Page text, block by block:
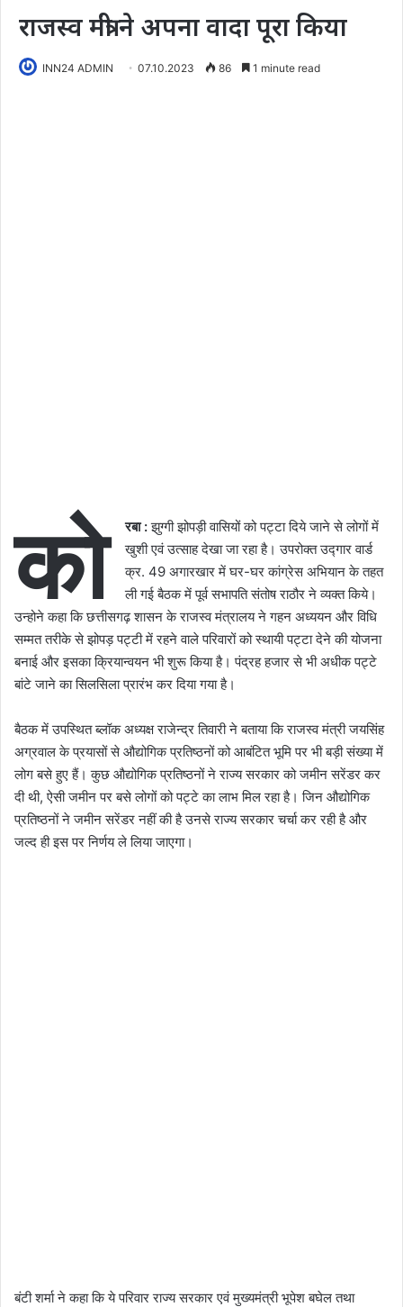
राजस्व मंत्री ने अपना वादा पूरा किया
INN24 ADMIN 07.10.2023 86 1 minute read
को रबा :झुग्गी झोपड़ी वासियों को पट्टा दिये जाने से लोगों में
खुशी एवं उत्साह देखा जा रहा है। उपरोक्त उद्गार वार्ड
क्र. 49 अगारखार में घर-घर कांग्रेस अभियान के तहत
ली गई बैठक में पूर्व सभापति संतोष राठौर ने व्यक्त किये।
उन्होने कहा कि छत्तीसगढ़ शासन के राजस्व मंत्रालय ने गहन अध्ययन और विधि
सम्मत तरीके से झोपड़ पट्टी में रहने वाले परिवारों को स्थायी पट्टा देने की योजना
बनाई और इसका क्रियान्वयन भी शुरू किया है। पंद्रह हजार से भी अधीक पट्टे
बांटे जाने का सिलसिला प्रारंभ कर दिया गया है।
बैठक में उपस्थित ब्लॉक अध्यक्ष राजेन्द्र तिवारी ने बताया कि राजस्व मंत्री जयसिंह
अग्रवाल के प्रयासों से औद्योगिक प्रतिष्ठनों को आबंटित भूमि पर भी बड़ी संख्या में
लोग बसे हुए हैं। कुछ औद्योगिक प्रतिष्ठनों ने राज्य सरकार को जमीन सरेंडर कर
दी थी, ऐसी जमीन पर बसे लोगों को पट्टे का लाभ मिल रहा है। जिन औद्योगिक
प्रतिष्ठनों ने जमीन सरेंडर नहीं की है उनसे राज्य सरकार चर्चा कर रही है और
जल्द ही इस पर निर्णय ले लिया जाएगा।
बंटी शर्मा ने कहा कि ये परिवार राज्य सरकार एवं मुख्यमंत्री भूपेश बघेल तथा